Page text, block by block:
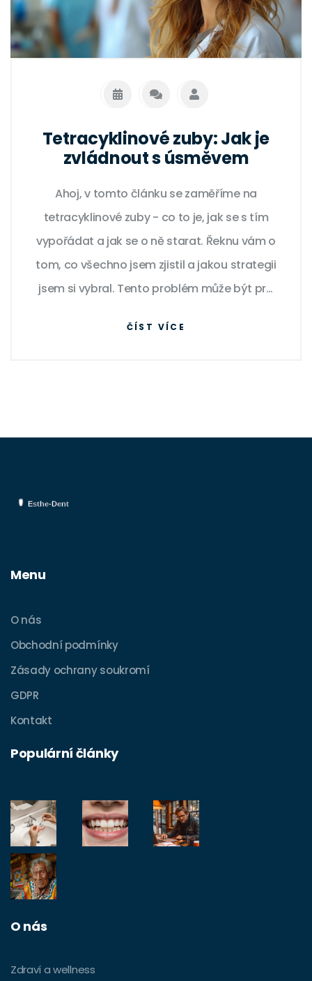
Tetracyklinové zuby: Jak je
zvládnout s úsměvem
Ahoj, v tomto článku se zaměříme na
tetracyklinové zuby - co to je, jak se s tím
vypořádat a jak se o ně starat. Řeknu vám o
tom, co všechno jsem zjistil a jakou strategii
jsem si vybral. Tento problém může být pro
ČÍST VÍCE
Menu
O nás
Obchodní podmínky
Zásady ochrany soukromí
GDPR
Kontakt
Populární články
O nás
Zdraví a wellness